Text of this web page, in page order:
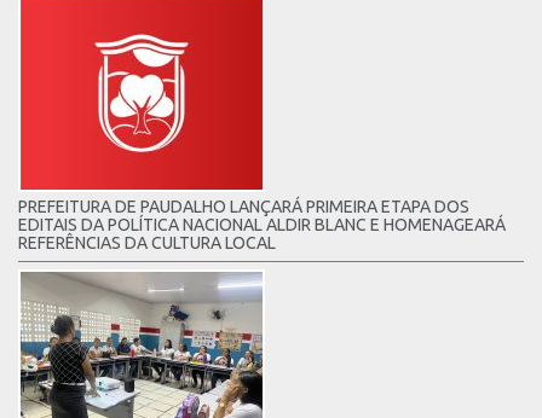
PREFEITURA DE PAUDALHO LANÇARÁ PRIMEIRA ETAPA DOS
EDITAIS DA POLÍTICA NACIONAL ALDIR BLANC E HOMENAGEARÁ
REFERÊNCIAS DA CULTURA LOCAL